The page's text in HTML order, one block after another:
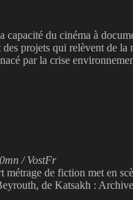
du cinéma à
projets qui relèvent de
par la crise
/ VostFr
métrage de fiction met en
de Katsakh :